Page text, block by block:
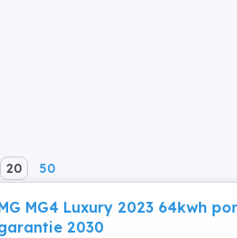
20 50
MG4 Luxury 2023 64kwh
2030